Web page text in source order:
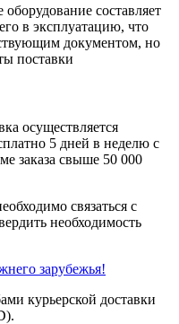
составляет
в эксплуатацию, что
документом, но
поставки
осуществляется
5 дней в неделю с
заказа свыше 50 000
связаться с
необходимость
зарубежья!
курьерской доставки